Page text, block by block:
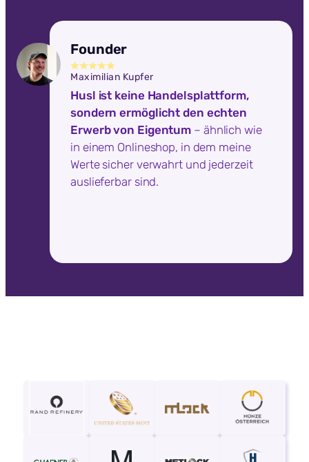
Founder
Maximilian Kupfer
Husl ist keine Handelsplattform,
sondern ermöglicht den echten
Erwerb von Eigentum – ähnlich wie
in einem Onlineshop, in dem meine
Werte sicher verwahrt und jederzeit
auslieferbar sind.